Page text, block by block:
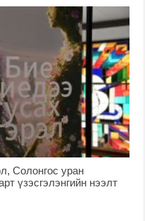
Солонгос уран
үзэсгэлэнгийн нээлт